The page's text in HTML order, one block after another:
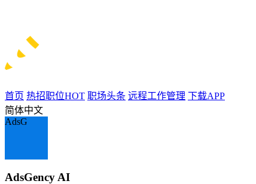
首页 热招职位HOT 职场头条 远程工作管理 下载APP
简体中文
AdsG
AdsGency AI